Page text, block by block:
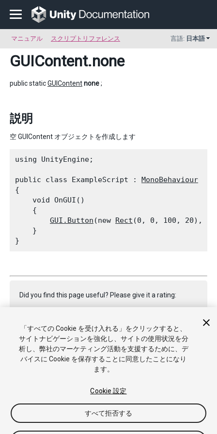
マニュアル スクリプトリファレンス 言語: 日本語
GUIContent.none
public staticGUIContentnone;
説明
空 GUIContent オブジェクトを作成します
using UnityEngine;
public class ExampleScript : MonoBehaviour
{
    void OnGUI()
    {
GUI.Button (new Rect (0, 0, 100, 20),
    }
Did you find this page useful? Please give it a rating:
Report a problem on this page
Copyright © 2020 Unity Technologies. Publication 2020.1
チュートリアル
Answers ナレッジベース
「すべての Cookie を受け入れる」をクリックすると、
サイトナビゲーションを強化し、サイトの使用状況を分
析し、弊社のマーケティング活動を支援するために、デ
バイスに Cookie を保存することに同意したことになり
ます。
Cookie 設定
すべて拒否する